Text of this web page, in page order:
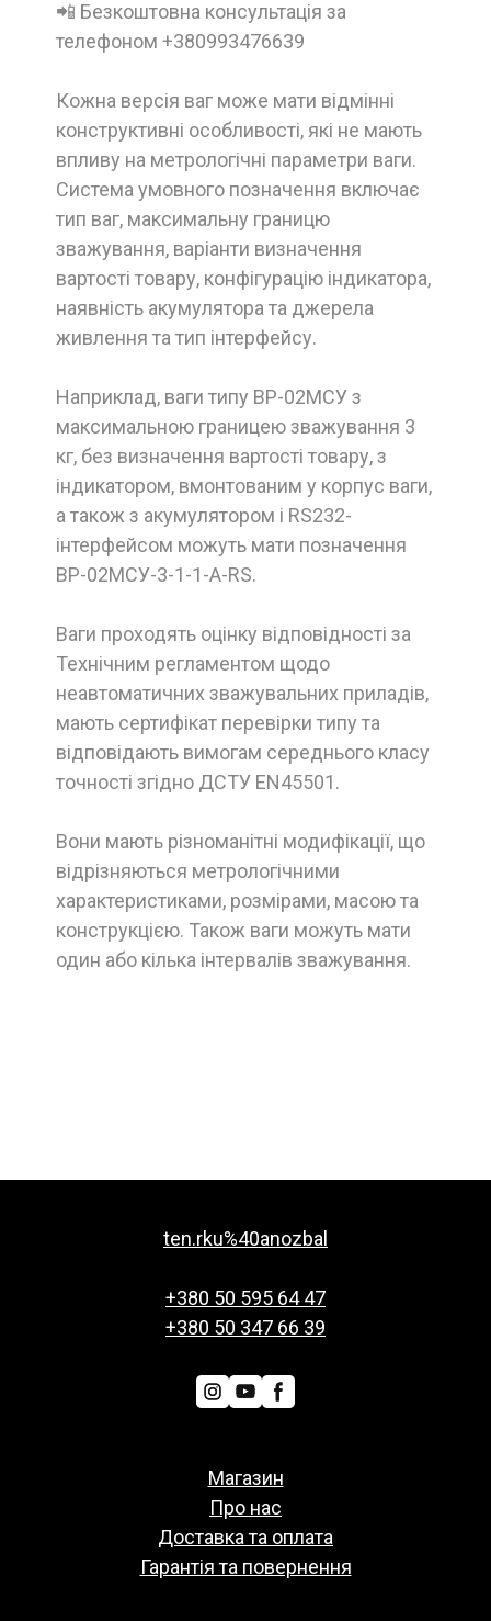
📲 Безкоштовна консультація за
телефоном +380993476639
Кожна версія ваг може мати відмінні
конструктивні особливості, які не мають
впливу на метрологічні параметри ваги.
Система умовного позначення включає
тип ваг, максимальну границю
зважування, варіанти визначення
вартості товару, конфігурацію індикатора,
наявність акумулятора та джерела
живлення та тип інтерфейсу.
Наприклад, ваги типу ВР-02МСУ з
максимальною границею зважування 3
кг, без визначення вартості товару, з
індикатором, вмонтованим у корпус ваги,
а також з акумулятором і RS232-
інтерфейсом можуть мати позначення
ВР-02МСУ-3-1-1-А-RS.
Ваги проходять оцінку відповідності за
Технічним регламентом щодо
неавтоматичних зважувальних приладів,
мають сертифікат перевірки типу та
відповідають вимогам середнього класу
точності згідно ДСТУ EN45501.
Вони мають різноманітні модифікації, що
відрізняються метрологічними
характеристиками, розмірами, масою та
конструкцією. Також ваги можуть мати
один або кілька інтервалів зважування.
ten.rku%40anozbal
+380 50 595 64 47
+380 50 347 66 39
Магазин
Про нас
Доставка та оплата
Гарантія та повернення